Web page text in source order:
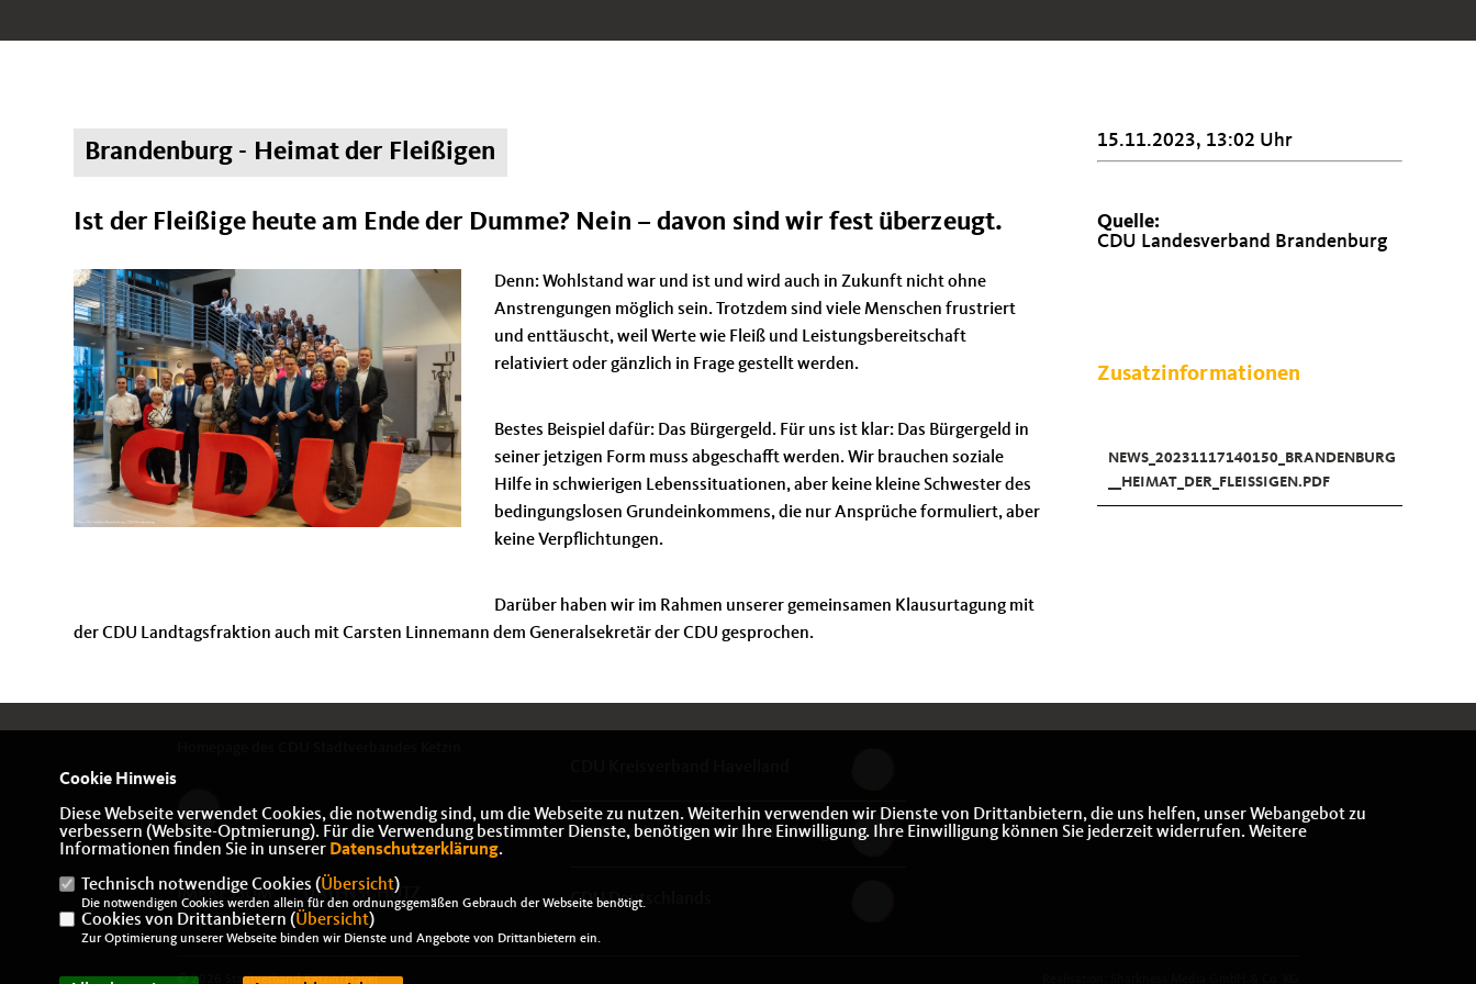
Brandenburg - Heimat der Fleißigen
Ist der Fleißige heute am Ende der Dumme? Nein – davon sind wir fest überzeugt.
Denn: Wohlstand war und ist und wird auch in Zukunft nicht ohne
Anstrengungen möglich sein. Trotzdem sind viele Menschen frustriert
und enttäuscht, weil Werte wie Fleiß und Leistungsbereitschaft
relativiert oder gänzlich in Frage gestellt werden.
Bestes Beispiel dafür: Das Bürgergeld. Für uns ist klar: Das Bürgergeld in
seiner jetzigen Form muss abgeschafft werden. Wir brauchen soziale
Hilfe in schwierigen Lebenssituationen, aber keine kleine Schwester des
bedingungslosen Grundeinkommens, die nur Ansprüche formuliert, aber
keine Verpflichtungen.
Darüber haben wir im Rahmen unserer gemeinsamen Klausurtagung mit
der CDU Landtagsfraktion auch mit Carsten Linnemann dem Generalsekretär der CDU gesprochen.
15.11.2023, 13:02 Uhr
Quelle:
CDU Landesverband Brandenburg
Zusatzinformationen
NEWS_20231117140150_BRANDENBURG
__HEIMAT_DER_FLEISSIGEN.PDF
IMPRESSUM
DATENSCHUTZ
KONTAKT
CDU-Landesverband Brandenburg
CDU Deutschlands
© 2026 Stadtverband Ketzin/Havel
Cookie Hinweis
Diese Webseite verwendet Cookies, die notwendig sind, um die Webseite zu nutzen. Weiterhin verwenden wir Dienste von Drittanbietern, die uns helfen, unser Webangebot zu
verbessern (Website-Optmierung). Für die Verwendung bestimmter Dienste, benötigen wir Ihre Einwilligung. Ihre Einwilligung können Sie jederzeit widerrufen. Weitere
Informationen finden Sie in unserer Datenschutzerklärung.
Technisch notwendige Cookies (Übersicht)
Die notwendigen Cookies werden allein für den ordnungsgemäßen Gebrauch der Webseite benötigt.
Cookies von Drittanbietern (Übersicht)
Zur Optimierung unserer Webseite binden wir Dienste und Angebote von Drittanbietern ein.